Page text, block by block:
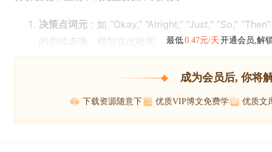
决策点词元 ：如 “Okay,” “Alright,” “Just,” “So,”
的后续选项，模型在此处面
最低0.47元/天 开通会员,解
成为会员后, 你将
下载资源随意下 优质VIP博文免费学 优质文